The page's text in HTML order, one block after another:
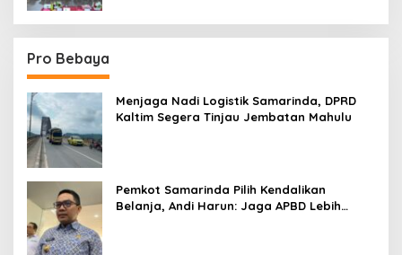
Pro Bebaya
Menjaga Nadi Logistik Samarinda, DPRD
Kaltim Segera Tinjau Jembatan Mahulu
Pemkot Samarinda Pilih Kendalikan
Belanja, Andi Harun: Jaga APBD Lebih